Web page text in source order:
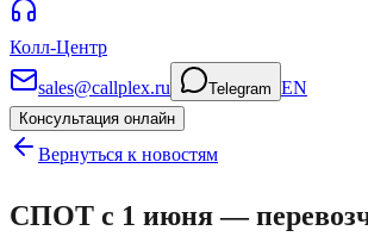
Колл-Центр
sales@callplex.ru
Telegram EN
Консультация онлайн
Вернуться к новостям
СПОТ с 1 июня —